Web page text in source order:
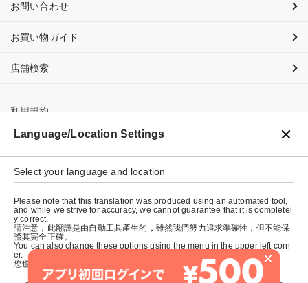
お問い合わせ
お買い物ガイド
店舗検索
利用規約
プライバシーポリシー
特定商取引法に基づく表示
会社概要
×
Language/Location Settings
Select your language and location
Please note that this translation was produced using an automated tool,
and while we strive for accuracy, we cannot guarantee that it is completel
y correct.
請注意，此翻譯是由自動工具產生的，雖然我們努力追求準確性，但不能保
證其完全正確。
You can also change these options using the menu in the upper left corn
er.
您也可以使用左上角的選單來更改這些選項。